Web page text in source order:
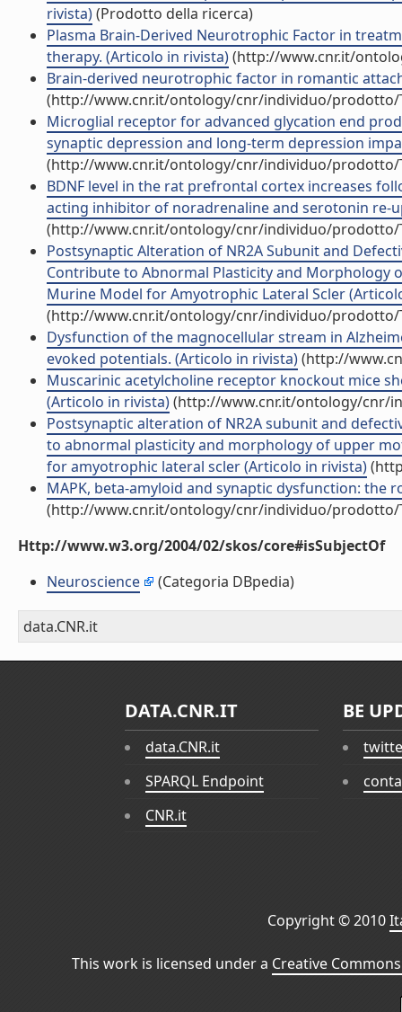
rivista)(Prodotto della ricerca)
Plasma Brain-Derived Neurotrophic Factor in
therapy. (Articolo in rivista)(http://www.cnr.it/
Brain-derived neurotrophic factor in romantic
(http://www.cnr.it/ontology/cnr/individuo/prodotto/
Microglial receptor for advanced glycation end
synaptic depression and long-term depression
(http://www.cnr.it/ontology/cnr/individuo/prodotto/
BDNF level in the rat prefrontal cortex increases
acting inhibitor of noradrenaline and serotonin re-
(http://www.cnr.it/ontology/cnr/individuo/prodotto/
Postsynaptic Alteration of NR2A Subunit and
Contribute to Abnormal Plasticity and Morphology
Murine Model for Amyotrophic Lateral Scler
(http://www.cnr.it/ontology/cnr/individuo/prodotto/
Dysfunction of the magnocellular stream in
evoked potentials. (Articolo in rivista)(http://
Muscarinic acetylcholine receptor knockout mice
(Articolo in rivista)(http://www.cnr.it/ontology/cnr/
Postsynaptic alteration of NR2A subunit and
to abnormal plasticity and morphology of upper
for amyotrophic lateral scler (Articolo in rivista)
MAPK, beta-amyloid and synaptic dysfunction: the
(http://www.cnr.it/ontology/cnr/individuo/prodotto/
Http://www.w3.org/2004/02/skos/core#isSubjectOf
Neuroscience
(Categoria DBpedia)
data.CNR.it
DATA.CNR.IT
data.CNR.it
SPARQL Endpoint
CNR.it
BE
Copyright © 2010
This work is licensed under a Creative